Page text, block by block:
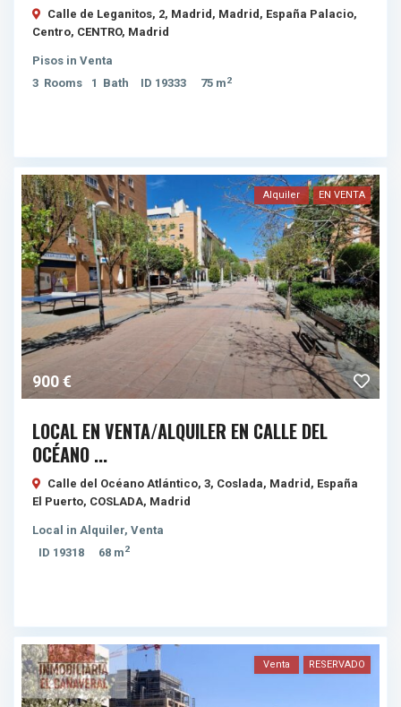
Calle de Leganitos, 2, Madrid, Madrid, España Palacio,
Centro, CENTRO, Madrid
Pisos inVenta
3 Rooms 1 Bath ID 19333 75 m2
900 €
Alquiler EN VENTA
LOCAL EN VENTA/ALQUILER EN CALLE DEL
OCÉANO ...
Calle del Océano Atlántico, 3, Coslada, Madrid, España
El Puerto, COSLADA, Madrid
Local inAlquiler,Venta
ID 19318 68 m2
Venta RESERVADO